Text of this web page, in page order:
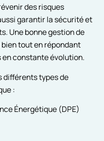
des risques
garantir la sécurité et
Une bonne gestion de
tout en répondant
constante évolution.
différents types de
:
Énergétique (DPE)